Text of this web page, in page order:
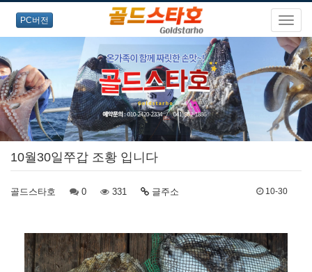
PC버전
오랜경험과 노련한 포인트
공략으로
즐거운 출조를 약속드립니다!
10월30일쭈갑 조황 입니다
골드스타호 0 331 글주소 10-30